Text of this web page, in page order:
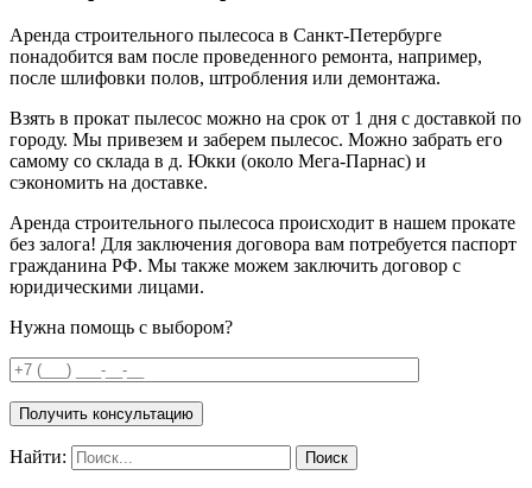
Аренда строительного пылесоса в Санкт-Петербурге
понадобится вам после проведенного ремонта, например,
после шлифовки полов, штробления или демонтажа.
Взять в прокат пылесос можно на срок от 1 дня с доставкой по
городу. Мы привезем и заберем пылесос. Можно забрать его
самому со склада в д. Юкки (около Мега-Парнас) и
сэкономить на доставке.
Аренда строительного пылесоса происходит в нашем прокате
без залога! Для заключения договора вам потребуется паспорт
гражданина РФ. Мы также можем заключить договор с
юридическими лицами.
Нужна помощь с выбором?
Получить консультацию
Найти: